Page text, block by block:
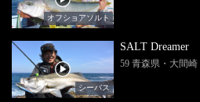
オフショアソルト
シーバス
SALT Dreamer
59 青森県・大間